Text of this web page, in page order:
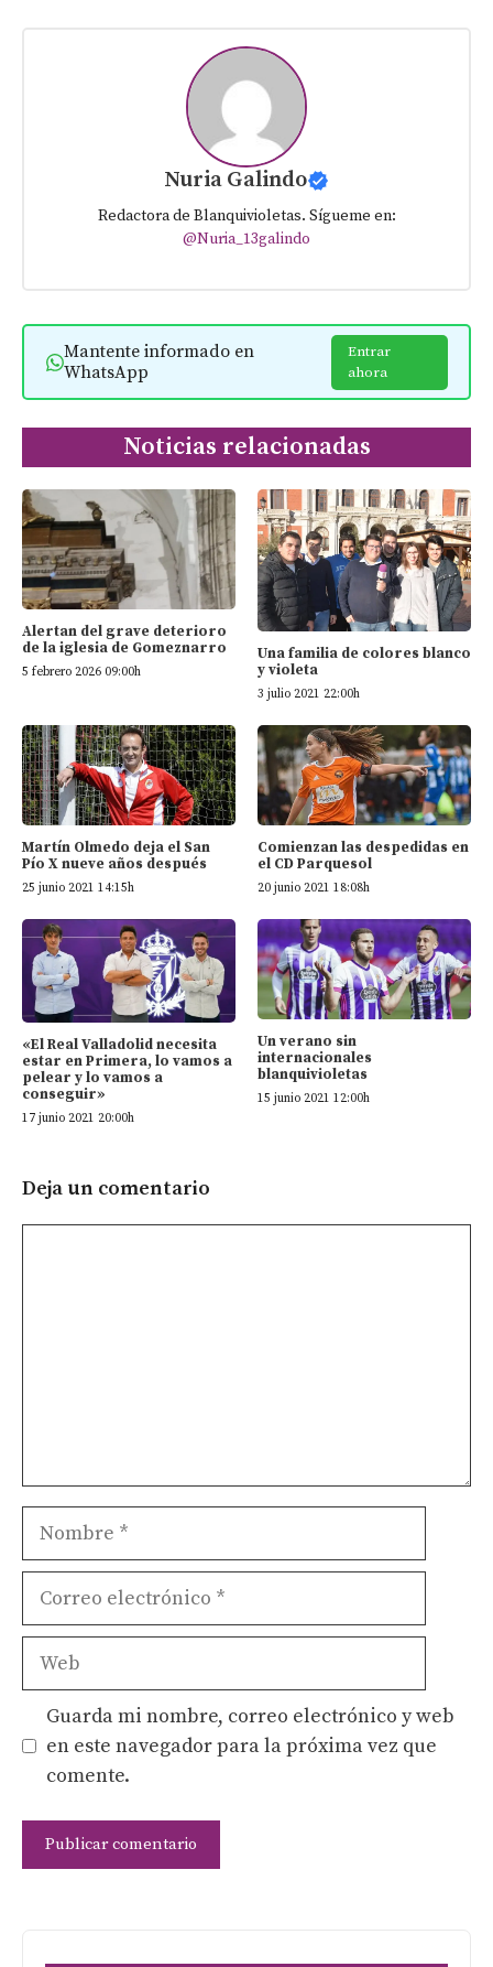
Nuria Galindo
Redactora de Blanquivioletas. Sígueme en:
@Nuria_13galindo
Mantente informado en
WhatsApp
Entrar
ahora
Noticias relacionadas
Alertan del grave deterioro
de la iglesia de Gomeznarro
5 febrero 2026 09:00h
Una familia de colores blanco
y violeta
3 julio 2021 22:00h
Martín Olmedo deja el San
Pío X nueve años después
25 junio 2021 14:15h
Comienzan las despedidas en
el CD Parquesol
20 junio 2021 18:08h
«El Real Valladolid necesita
estar en Primera, lo vamos a
pelear y lo vamos a
conseguir»
17 junio 2021 20:00h
Un verano sin
internacionales
blanquivioletas
15 junio 2021 12:00h
Deja un comentario
Nombre
Guarda mi nombre, correo electrónico y web
en este navegador para la próxima vez que
comente.